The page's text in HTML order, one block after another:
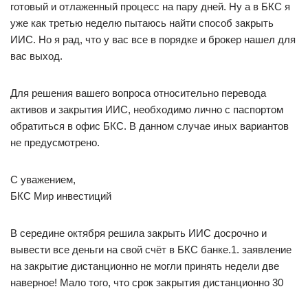
готовый и отлаженный процесс на пару дней. Ну а в БКС я
уже как третью неделю пытаюсь найти способ закрыть
ИИС. Но я рад, что у вас все в порядке и брокер нашел для
вас выход.
Для решения вашего вопроса относительно перевода
активов и закрытия ИИС, необходимо лично с паспортом
обратиться в офис БКС. В данном случае иных вариантов
не предусмотрено.
С уважением,
БКС Мир инвестиций
В середине октября решила закрыть ИИС досрочно и
вывести все деньги на свой счёт в БКС банке.1. заявление
на закрытие дистанционно не могли принять недели две
наверное! Мало того, что срок закрытия дистанционно 30